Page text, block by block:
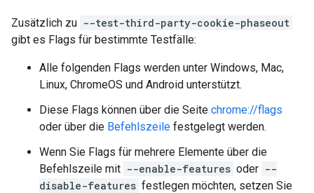
Zusätzlich zu --test-third-party-cookie-phaseout
gibt es Flags für bestimmte Testfälle:
Alle folgenden Flags werden unter Windows, Mac,
Linux, ChromeOS und Android unterstützt.
Diese Flags können über die Seite chrome://flags
oder über die Befehlszeile festgelegt werden.
Wenn Sie Flags für mehrere Elemente über die
Befehlszeile mit --enable-features oder --
disable-features festlegen möchten, setzen Sie